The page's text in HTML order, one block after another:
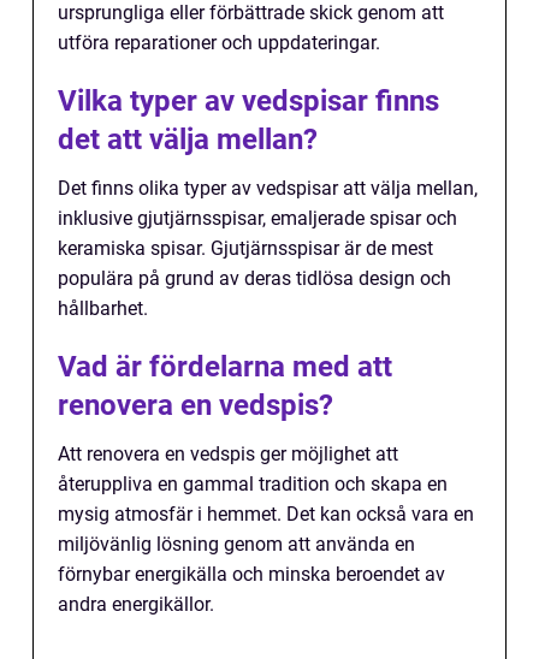
ursprungliga eller förbättrade skick genom att
utföra reparationer och uppdateringar.
Vilka typer av vedspisar finns
det att välja mellan?
Det finns olika typer av vedspisar att välja mellan,
inklusive gjutjärnsspisar, emaljerade spisar och
keramiska spisar. Gjutjärnsspisar är de mest
populära på grund av deras tidlösa design och
hållbarhet.
Vad är fördelarna med att
renovera en vedspis?
Att renovera en vedspis ger möjlighet att
återuppliva en gammal tradition och skapa en
mysig atmosfär i hemmet. Det kan också vara en
miljövänlig lösning genom att använda en
förnybar energikälla och minska beroendet av
andra energikällor.